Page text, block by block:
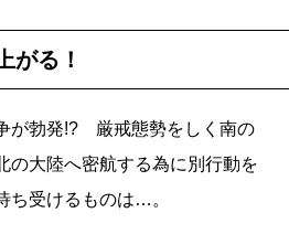
がる！
が勃発!? 厳戒態勢をしく南の
の大陸へ密航する為に別行動を
ち受けるものは…。